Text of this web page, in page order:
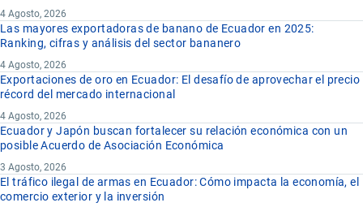
4 Agosto, 2026
Las mayores exportadoras de banano de Ecuador en 2025:
Ranking, cifras y análisis del sector bananero
4 Agosto, 2026
Exportaciones de oro en Ecuador: El desafío de aprovechar el precio
récord del mercado internacional
4 Agosto, 2026
Ecuador y Japón buscan fortalecer su relación económica con un
posible Acuerdo de Asociación Económica
3 Agosto, 2026
El tráfico ilegal de armas en Ecuador: Cómo impacta la economía, el
comercio exterior y la inversión